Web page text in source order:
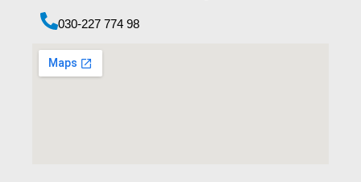
‭030-227 774 98‬